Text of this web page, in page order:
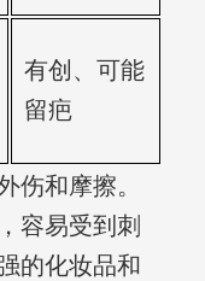
有创、可能
留疤
伤和摩擦。
容易受到刺
的化妆品和